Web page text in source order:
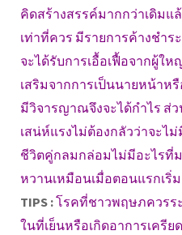
คิดสร้างสรรค์มากกว่าเดิมแ
เท่าที่ควร มีรายการค้างชำ
จะได้รับการเอื้อเฟื้อจากผู้ใ
เสริมจากการเป็นนายหน้าห
มีวิจารญาณจึงจะได้กำไร ส่
เสน่ห์แรงไม่ต้องกลัวว่าจะไ
ชีวิตคู่กลมกล่อมไม่มีอะไรที่
หวานเหมือนเมื่อตอนแรกเริ่ม
TIPS :โรคที่ชาวพฤษภควรร
ในที่เย็นหรือเกิดอาการเครี